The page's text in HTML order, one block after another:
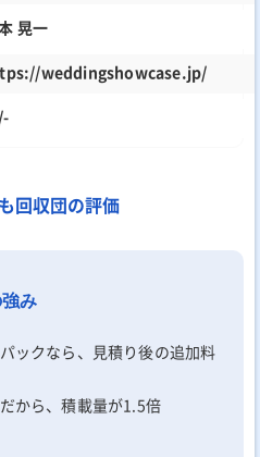
晃一
weddingshowcase.jp/
回収団の評価
み
ックなら、見積り後の追加料
から、積載量が1.5倍